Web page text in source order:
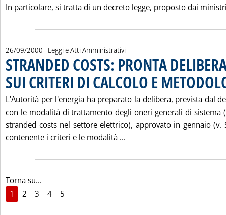
In particolare, si tratta di un decreto legge, proposto dai
26/09/2000 - Leggi e Atti Amministrativi
STRANDED COSTS: PRONTA
SUI CRITERI DI CALCOLO E
L'Autorità per l'energia ha preparato la delibera, prevista dal
con le modalità di trattamento degli oneri generali di sistema
stranded costs nel settore elettrico), approvato in gennaio
contenente i criteri e le modalità ...
Torna su...
1
2 3 4 5